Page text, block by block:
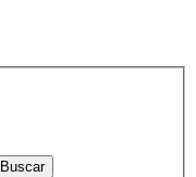
Buscar